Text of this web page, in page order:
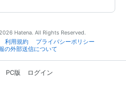
Hatena. All Rights Reserved.
利用規約
プライバシーポリシー
の外部送信について
PC版 ログイン